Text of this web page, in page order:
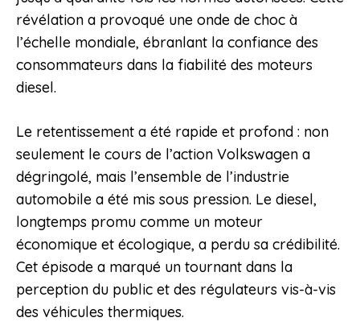
révélation a provoqué une onde de choc à
l’échelle mondiale, ébranlant la confiance des
consommateurs dans la fiabilité des moteurs
diesel.
Le retentissement a été rapide et profond : non
seulement le cours de l’action Volkswagen a
dégringolé, mais l’ensemble de l’industrie
automobile a été mis sous pression. Le diesel,
longtemps promu comme un moteur
économique et écologique, a perdu sa crédibilité.
Cet épisode a marqué un tournant dans la
perception du public et des régulateurs vis-à-vis
des véhicules thermiques.